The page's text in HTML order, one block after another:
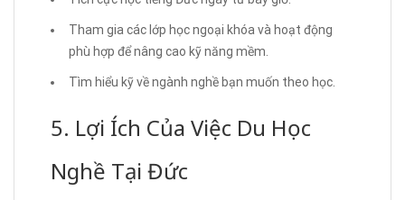
Tham gia các lớp học ngoại khóa và hoạt động
phù hợp để nâng cao kỹ năng mềm.
Tìm hiểu kỹ về ngành nghề bạn muốn theo học.
5. Lợi Ích Của Việc Du Học
Nghề Tại Đức